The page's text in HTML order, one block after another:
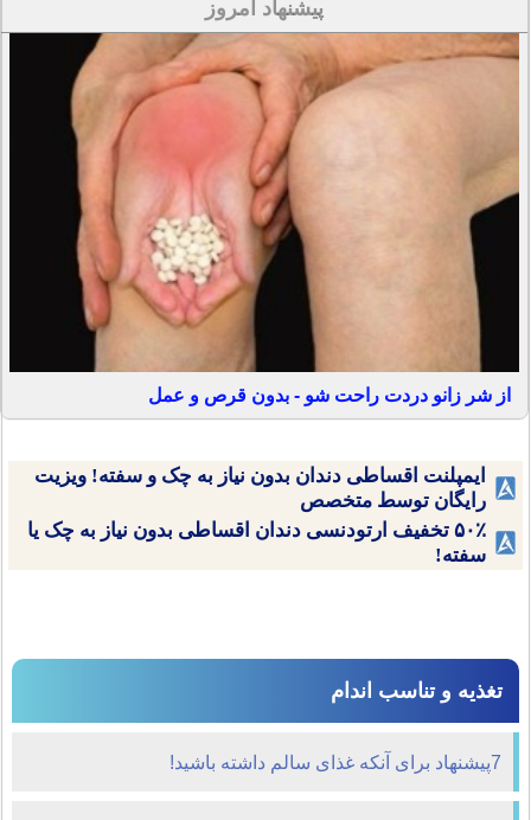
پیشنهاد امروز
از شر زانو دردت راحت شو - بدون قرص و عمل
ایمپلنت اقساطی دندان بدون نیاز به چک و سفته! ویزیت
رایگان توسط متخصص
۵۰٪ تخفیف ارتودنسی دندان اقساطی بدون نیاز به چک یا
سفته!
تغذیه و تناسب اندام
7پیشنهاد برای آ‌نکه غذای سالم داشته باشید!